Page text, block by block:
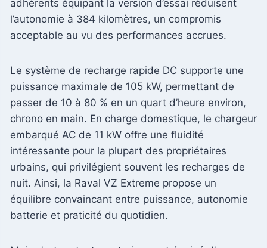
adhérents équipant la version d’essai réduisent
l’autonomie à 384 kilomètres, un compromis
acceptable au vu des performances accrues.
Le système de recharge rapide DC supporte une
puissance maximale de 105 kW, permettant de
passer de 10 à 80 % en un quart d’heure environ,
chrono en main. En charge domestique, le chargeur
embarqué AC de 11 kW offre une fluidité
intéressante pour la plupart des propriétaires
urbains, qui privilégient souvent les recharges de
nuit. Ainsi, la Raval VZ Extreme propose un
équilibre convaincant entre puissance, autonomie
batterie et praticité du quotidien.